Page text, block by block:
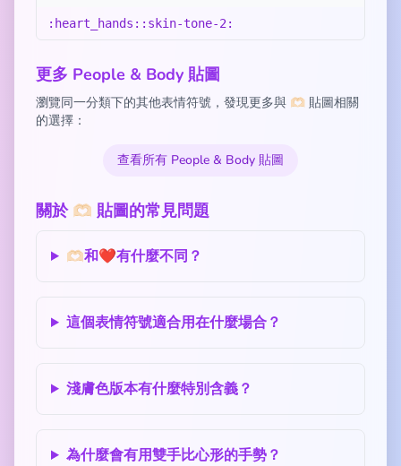
:heart_hands::skin-tone-2:
更多 People & Body 貼圖
瀏覽同一分類下的其他表情符號，發現更多與 🫶🏻 貼圖相關
的選擇：
查看所有 People & Body 貼圖
關於 🫶🏻 貼圖的常見問題
🫶🏻和❤️有什麼不同？
這個表情符號適合用在什麼場合？
淺膚色版本有什麼特別含義？
為什麼會有用雙手比心形的手勢？